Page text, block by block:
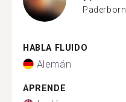
Paderborn
HABLA FLUIDO
Alemán
APRENDE